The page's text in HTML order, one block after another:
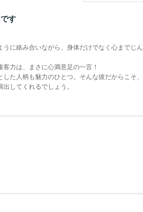
す
に絡み合いながら、身体だけでなく心までじん
力は、まさに心満意足の一言！
た人柄も魅力のひとつ。そんな彼だからこそ、
してくれるでしょう。